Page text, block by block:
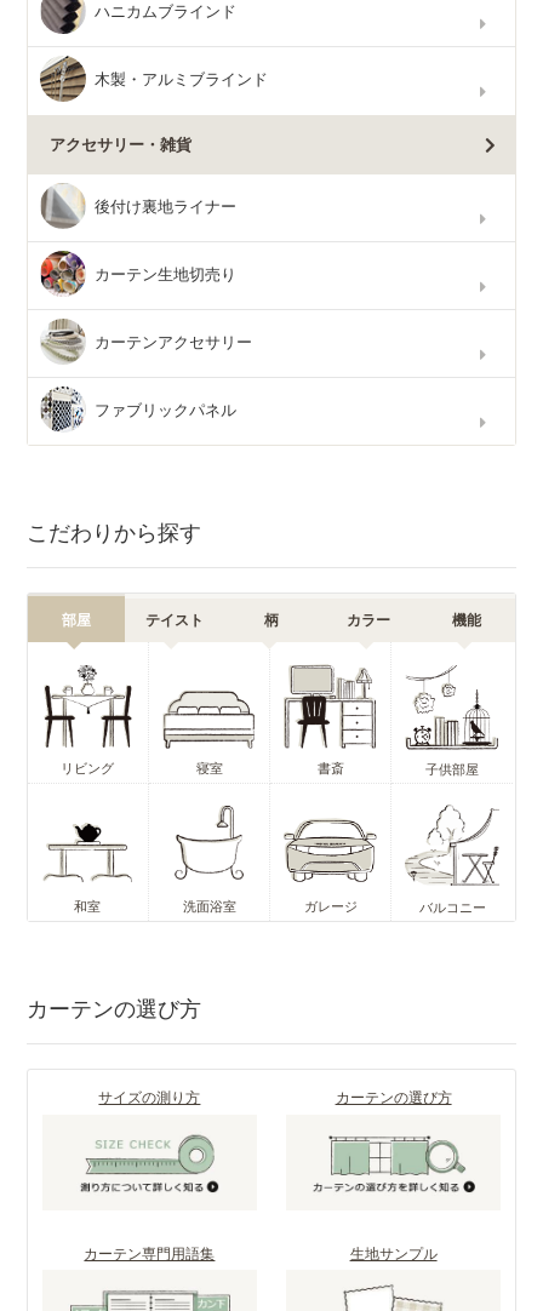
ハニカムブラインド
木製・アルミブラインド
アクセサリー・雑貨
後付け裏地ライナー
カーテン生地切売り
カーテンアクセサリー
ファブリックパネル
こだわりから探す
部屋 テイスト 柄 カラー 機能
リビング 寝室 書斎 子供部屋
和室 洗面浴室 ガレージ バルコニー
カーテンの選び方
サイズの測り方 カーテンの選び方
カーテン専門用語集 生地サンプル